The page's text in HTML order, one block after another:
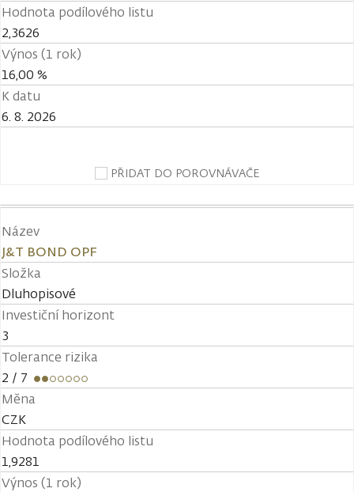
Hodnota podílového listu
2,3626
Výnos (1 rok)
16,00 %
K datu
6. 8. 2026
PŘIDAT DO POROVNÁVAČE
Název
J&T BOND OPF
Složka
Dluhopisové
Investiční horizont
3
Tolerance rizika
2 / 7
Měna
CZK
Hodnota podílového listu
1,9281
Výnos (1 rok)